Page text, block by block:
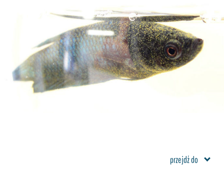
przejdź do